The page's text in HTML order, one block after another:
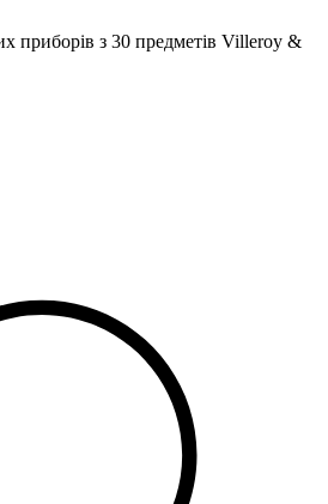
приборів з 30 предметів Villeroy &